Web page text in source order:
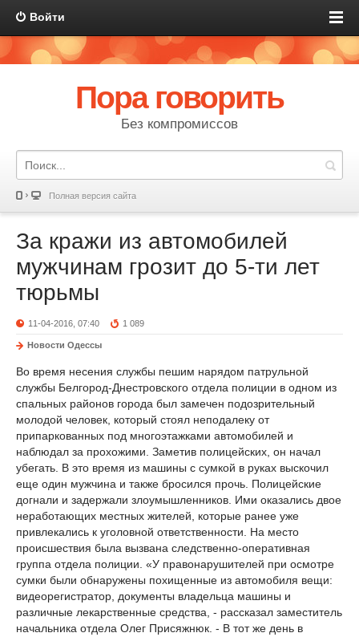
Войти
Пора говорить
Без компромиссов
Полная версия сайта
За кражи из автомобилей
мужчинам грозит до 5-ти лет
тюрьмы
11-04-2016, 07:40 1 089
Новости Одессы
Во время несения службы пешим нарядом патрульной
службы Белгород-Днестровского отдела полиции в одном из
спальных районов города был замечен подозрительный
молодой человек, который стоял неподалеку от
припаркованных под многоэтажками автомобилей и
наблюдал за прохожими. Заметив полицейских, он начал
убегать. В это время из машины с сумкой в руках выскочил
еще один мужчина и также бросился прочь. Полицейские
догнали и задержали злоумышленников. Ими оказались двое
неработающих местных жителей, которые ранее уже
привлекались к уголовной ответственности. На место
происшествия была вызвана следственно-оперативная
группа отдела полиции. «У правонарушителей при осмотре
сумки были обнаружены похищенные из автомобиля вещи:
видеорегистратор, документы владельца машины и
различные лекарственные средства, - рассказал заместитель
начальника отдела Олег Присяжнюк. - В тот же день в